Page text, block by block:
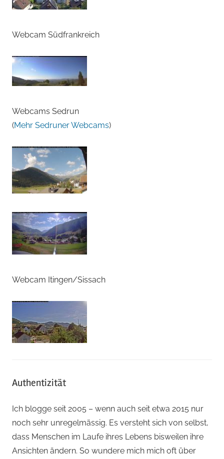
Webcam Südfrankreich
Webcams Sedrun
(Mehr Sedruner Webcams)
Webcam Itingen/Sissach
Authentizität
Ich blogge seit 2005 – wenn auch seit etwa 2015 nur
noch sehr unregelmässig. Es versteht sich von selbst,
dass Menschen im Laufe ihres Lebens bisweilen ihre
Ansichten ändern. So wundere mich mich oft über